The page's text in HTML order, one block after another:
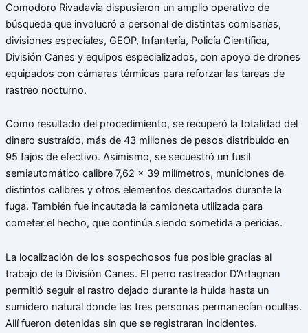
Comodoro Rivadavia dispusieron un amplio operativo de
búsqueda que involucró a personal de distintas comisarías,
divisiones especiales, GEOP, Infantería, Policía Científica,
División Canes y equipos especializados, con apoyo de drones
equipados con cámaras térmicas para reforzar las tareas de
rastreo nocturno.
Como resultado del procedimiento, se recuperó la totalidad del
dinero sustraído, más de 43 millones de pesos distribuido en
95 fajos de efectivo. Asimismo, se secuestró un fusil
semiautomático calibre 7,62 x 39 milímetros, municiones de
distintos calibres y otros elementos descartados durante la
fuga. También fue incautada la camioneta utilizada para
cometer el hecho, que continúa siendo sometida a pericias.
La localización de los sospechosos fue posible gracias al
trabajo de la División Canes. El perro rastreador D’Artagnan
permitió seguir el rastro dejado durante la huida hasta un
sumidero natural donde las tres personas permanecían ocultas.
Allí fueron detenidas sin que se registraran incidentes.